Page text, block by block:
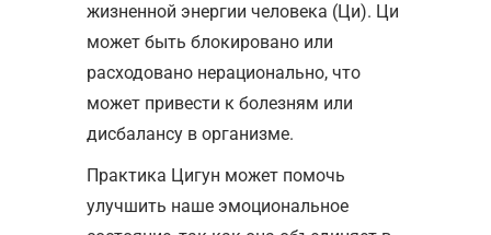
жизненной энергии человека (Ци). Ци
может быть блокировано или
расходовано нерационально, что
может привести к болезням или
дисбалансу в организме.
Практика Цигун может помочь
улучшить наше эмоциональное